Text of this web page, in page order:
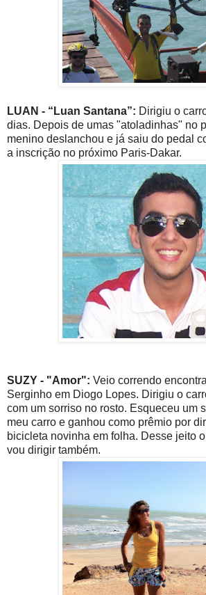
LUAN - “Luan Santana”: Dirigiu o
dias. Depois de umas "atoladinhas" no
menino deslanchou e já saiu do pedal
a inscrição no próximo Paris-Dakar.
SUZY - "Amor": Veio correndo
Serginho em Diogo Lopes. Dirigiu o
com um sorriso no rosto. Esqueceu um
meu carro e ganhou como prêmio por
bicicleta novinha em folha. Desse jeito
vou dirigir também.